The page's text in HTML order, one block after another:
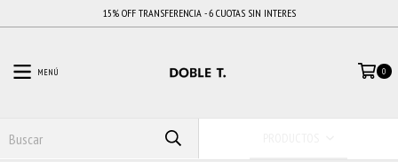
15% OFF TRANSFERENCIA - 6 CUOTAS SIN INTERES
MENÚ 0